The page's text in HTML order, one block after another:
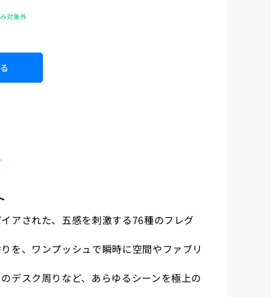
対象外
アされた、五感を刺激する76種のフレグ
を、ワンプッシュで瞬時に空間やファブリ
デスク周りなど、あらゆるシーンを極上の